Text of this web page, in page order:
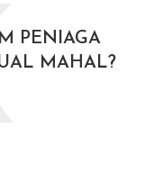
PENIAGA
MAHAL?